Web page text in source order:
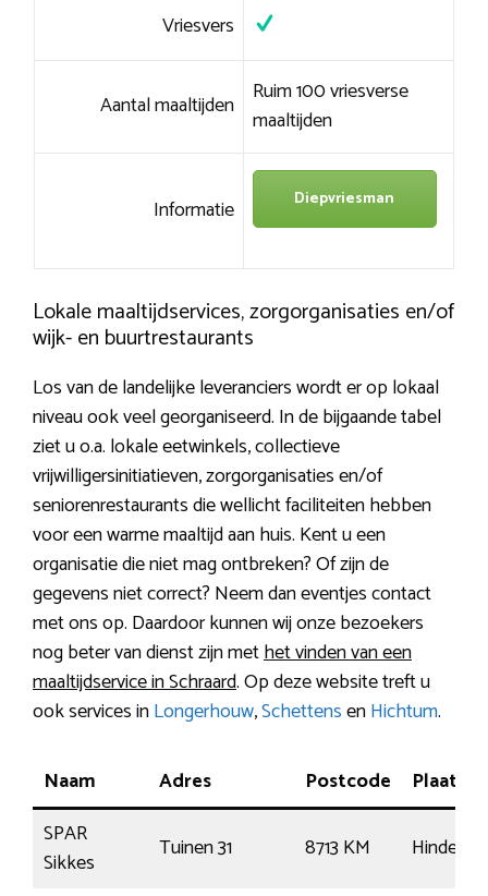
Vriesvers
Aantal maaltijden Ruim 100 vriesverse
maaltijden
Informatie Diepvriesman
Lokale maaltijdservices, zorgorganisaties en/of
wijk- en buurtrestaurants
Los van de landelijke leveranciers wordt er op lokaal
niveau ook veel georganiseerd. In de bijgaande tabel
ziet u o.a. lokale eetwinkels, collectieve
vrijwilligersinitiatieven, zorgorganisaties en/of
seniorenrestaurants die wellicht faciliteiten hebben
voor een warme maaltijd aan huis. Kent u een
organisatie die niet mag ontbreken? Of zijn de
gegevens niet correct? Neem dan eventjes contact
met ons op. Daardoor kunnen wij onze bezoekers
nog beter van dienst zijn methet vinden van een
maaltijdservice in Schraard. Op deze website treft u
ook services inLongerhouw,SchettensenHichtum.
Naam Adres Postcode
Plaats
SPAR
Sikkes
Tuinen 31 8713 KM